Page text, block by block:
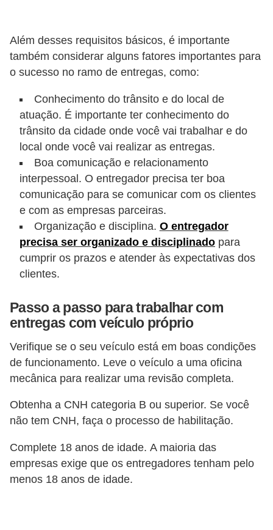
Além desses requisitos básicos, é importante
também considerar alguns fatores importantes para
o sucesso no ramo de entregas, como:
Conhecimento do trânsito e do local de
atuação. É importante ter conhecimento do
trânsito da cidade onde você vai trabalhar e do
local onde você vai realizar as entregas.
Boa comunicação e relacionamento
interpessoal. O entregador precisa ter boa
comunicação para se comunicar com os clientes
e com as empresas parceiras.
Organização e disciplina. O entregador
precisa ser organizado e disciplinado para
cumprir os prazos e atender às expectativas dos
clientes.
Passo a passo para trabalhar com
entregas com veículo próprio
Verifique se o seu veículo está em boas condições
de funcionamento. Leve o veículo a uma oficina
mecânica para realizar uma revisão completa.
Obtenha a CNH categoria B ou superior. Se você
não tem CNH, faça o processo de habilitação.
Complete 18 anos de idade. A maioria das
empresas exige que os entregadores tenham pelo
menos 18 anos de idade.
a
u
t
m
o
t
v
a
L
e
i
e
r
s
i
t
o